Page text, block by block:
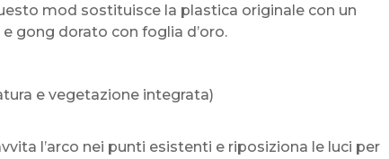
mod sostituisce la plastica originale con un
gong dorato con foglia d’oro.
e vegetazione integrata)
l’arco nei punti esistenti e riposiziona le luci per